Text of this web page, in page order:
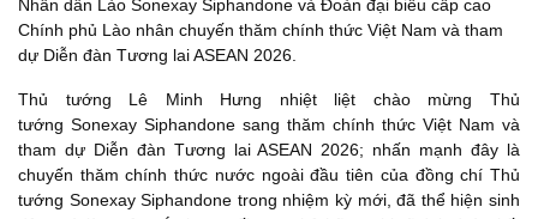
Nhân dân Lào Sonexay Siphandone và Đoàn đại biểu cấp cao
Chính phủ Lào nhân chuyến thăm chính thức Việt Nam và tham
dự Diễn đàn Tương lai ASEAN 2026.
Thủ tướng Lê Minh Hưng nhiệt liệt chào mừng Thủ
tướng Sonexay Siphandone sang thăm chính thức Việt Nam và
tham dự Diễn đàn Tương lai ASEAN 2026; nhấn mạnh đây là
chuyến thăm chính thức nước ngoài đầu tiên của đồng chí Thủ
tướng Sonexay Siphandone trong nhiệm kỳ mới, đã thể hiện sinh